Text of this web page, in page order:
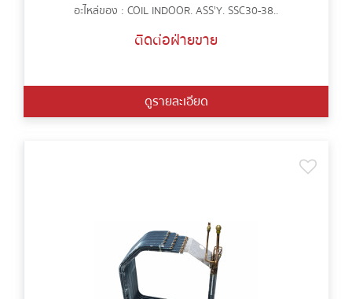
อะไหล่ของ : COIL INDOOR. ASS'Y. SSC30-38..
ติดต่อฝ่ายขาย
ดูรายละเอียด